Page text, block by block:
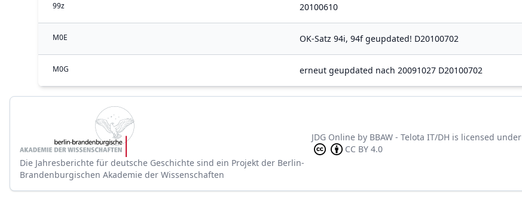
99z 20100610
M0E OK-Satz 94i, 94f geupdated! D20100702
M0G erneut geupdated nach 20091027 D20100702
Die Jahresberichte für deutsche Geschichte sind ein Projekt der Berlin-
Brandenburgischen Akademie der Wissenschaften
JDG Onlineby BBAW - Telota IT/DH is licensed under
CC BY 4.0